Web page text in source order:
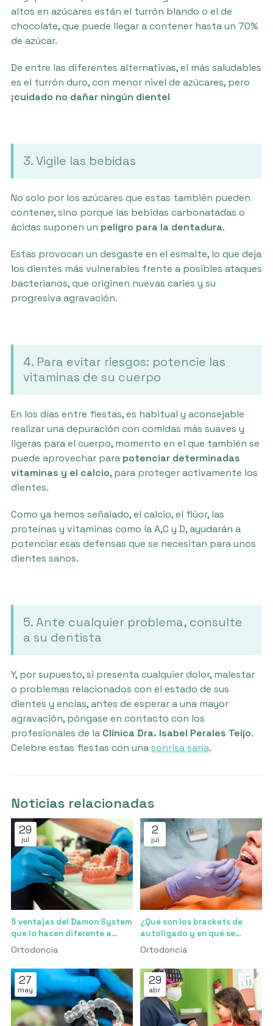
altos en azúcares están el turrón blando o el de
chocolate, que puede llegar a contener hasta un 70%
de azúcar.
De entre las diferentes alternativas, el más saludables
es el turrón duro, con menor nivel de azúcares, pero
¡cuidado no dañar ningún diente!
3. Vigile las bebidas
No solo por los azúcares que estas también pueden
contener, sino porque las bebidas carbonatadas o
ácidas suponen un peligro para la dentadura.
Estas provocan un desgaste en el esmalte, lo que deja
los dientes más vulnerables frente a posibles ataques
bacterianos, que originen nuevas caries y su
progresiva agravación.
4. Para evitar riesgos: potencie las
vitaminas de su cuerpo
En los días entre fiestas, es habitual y aconsejable
realizar una depuración con comidas más suaves y
ligeras para el cuerpo, momento en el que también se
puede aprovechar para potenciar determinadas
vitaminas y el calcio, para proteger activamente los
dientes.
Como ya hemos señalado, el calcio, el flúor, las
proteínas y vitaminas como la A,C y D, ayudarán a
potenciar esas defensas que se necesitan para unos
dientes sanos.
5. Ante cualquier problema, consulte
a su dentista
Y, por supuesto, si presenta cualquier dolor, malestar
o problemas relacionados con el estado de sus
dientes y encías, antes de esperar a una mayor
agravación, póngase en contacto con los
profesionales de laClínica Dra. Isabel Perales Teijo.
Celebre estas fiestas con unasonrisa sana.
Noticias relacionadas
29
jul
5 ventajas del Damon System
que lo hacen diferente a
cualquier otro bracket
Ortodoncia
2
jul
¿Qué son los brackets de
autoligado y en qué se
diferencian de los
Ortodoncia
27
may
29
abr